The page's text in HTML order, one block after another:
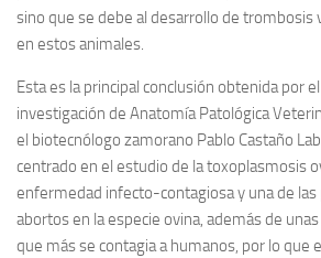
sino que se debe al desarrollo de trombosis
en estos animales.
Esta es la principal conclusión obtenida por
investigación de Anatomía Patológica
el biotecnólogo zamorano Pablo Castaño
centrado en el estudio de la toxoplasmosis
enfermedad infecto-contagiosa y una de las
abortos en la especie ovina, además de
que más se contagia a humanos, por lo que